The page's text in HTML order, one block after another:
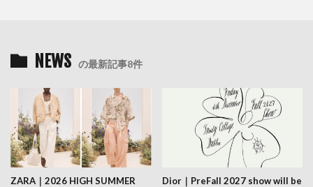
NEWS の最新記事8件
ZARA｜2026 HIGH SUMMER
Dior｜PreFall 2027 show will be